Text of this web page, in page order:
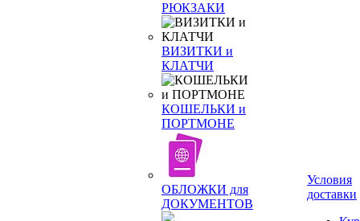
РЮКЗАКИ
ВИЗИТКИ и
КЛАТЧИ
КОШЕЛЬКИ и
ПОРТМОНЕ
ОБЛОЖКИ для
ДОКУМЕНТОВ
Условия
доставки